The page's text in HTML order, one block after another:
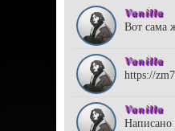
Vanilla
Вот сама
Vanilla
https://
Vanilla
Написано